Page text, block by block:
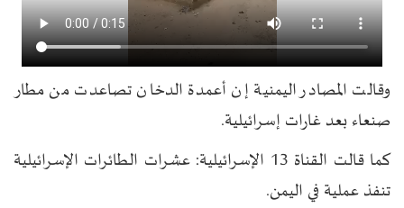
وقالت المصادر اليمنية إن أعمدة الدخان تصاعدت من مطار
صنعاء بعد غارات إسرائيلية.
كما قالت القناة 13 الإسرائيلية: عشرات الطائرات الإسرائيلية
تنفذ عملية في اليمن.